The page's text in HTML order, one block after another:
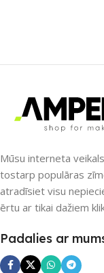
SAVIENOJUMS
PIEEJAMS
SKAITS
1
Mūsu interneta
tostarp populāras
atradīsiet visu
ērtu ar tikai dažiem
Padalies ar